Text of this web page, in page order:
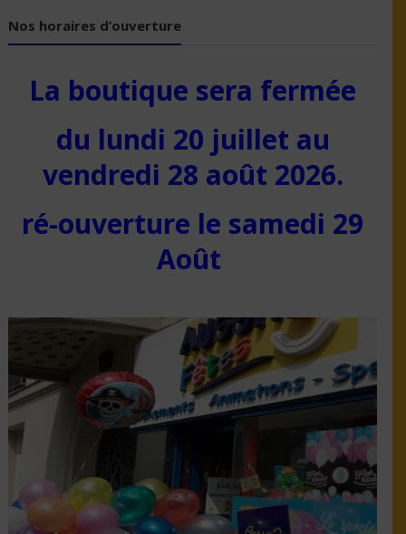
Nos horaires d’ouverture
La boutique sera fermée
du lundi 20 juillet au
vendredi 28 août 2026.
ré-ouverture le samedi 29
Août